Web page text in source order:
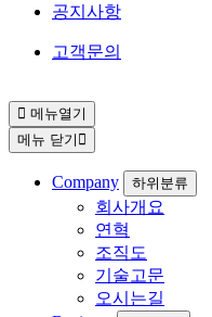
공지사항
고객문의
메뉴열기
메뉴 닫기
Company 하위분류
회사개요
연혁
조직도
기술고문
오시는길